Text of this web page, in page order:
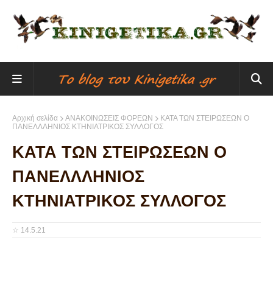
Αρχική σελίδα ΑΝΑΚΟΙΝΩΣΕΙΣ ΦΟΡΕΩΝ
ΚΑΤΑ ΤΩΝ ΣΤΕΙΡΩΣΕΩΝ Ο
ΠΑΝΕΛΛΛΗΝΙΟΣ ΚΤΗΝΙΑΤΡΙΚΟΣ ΣΥΛΛΟΓΟΣ
ΚΑΤΑ ΤΩΝ ΣΤΕΙΡΩΣΕΩΝ Ο
ΠΑΝΕΛΛΛΗΝΙΟΣ
ΚΤΗΝΙΑΤΡΙΚΟΣ ΣΥΛΛΟΓΟΣ
☆ 14.5.21